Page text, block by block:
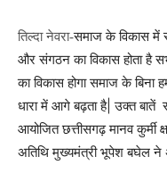
तिल्दा नेवरा-समाज के विकास में
और संगठन का विकास होता है
का विकास होगा समाज के
धारा में आगे बढ़ता है| उक्त बातें
आयोजित छत्तीसगढ़ मानव कुर्मी
अतिथि मुख्यमंत्री भूपेश बघेल